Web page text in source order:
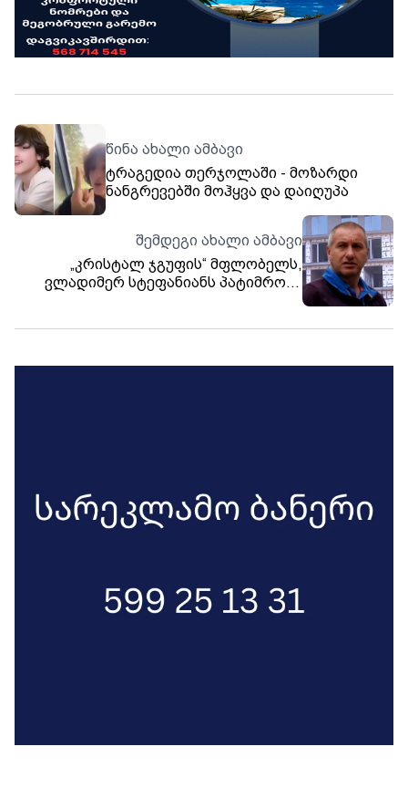
წინა ახალი ამბავი
ტრაგედია თერჯოლაში - მოზარდი
ნანგრევებში მოჰყვა და დაიღუპა
შემდეგი ახალი ამბავი
„კრისტალ ჯგუფის“ მფლობელს,
ვლადიმერ სტეფანიანს პატიმრობა